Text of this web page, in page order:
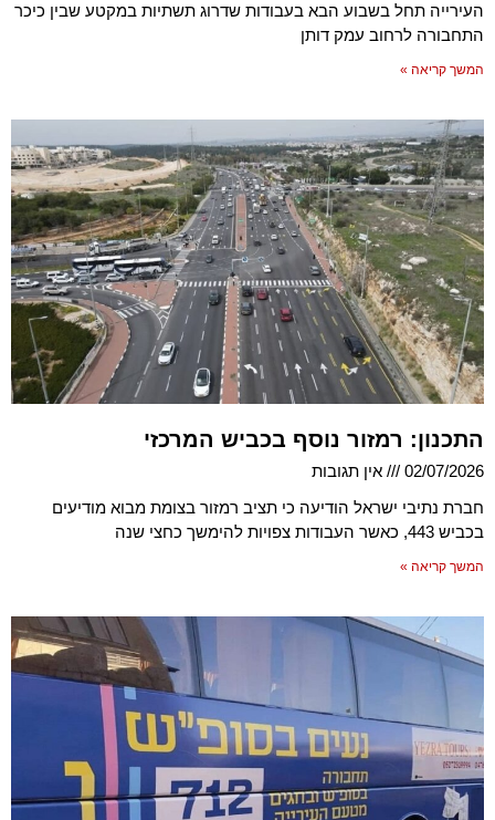
העירייה תחל בשבוע הבא בעבודות שדרוג תשתיות במקטע שבין כיכר
התחבורה לרחוב עמק דותן
המשך קריאה »
התכנון: רמזור נוסף בכביש המרכזי
02/07/2026
אין תגובות
חברת נתיבי ישראל הודיעה כי תציב רמזור בצומת מבוא מודיעים
בכביש 443, כאשר העבודות צפויות להימשך כחצי שנה
המשך קריאה »